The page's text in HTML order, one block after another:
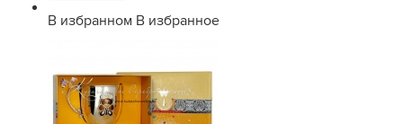
В избранном В избранное